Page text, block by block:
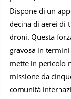
Dispone di un
decina di aerei di
droni. Questa
gravosa in
mette in pericolo
missione da
comunità